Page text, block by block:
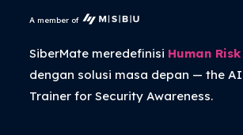
A member of
SiberMate meredefinisi Human
dengan solusi masa depan — the
Trainerfor Security Awareness.